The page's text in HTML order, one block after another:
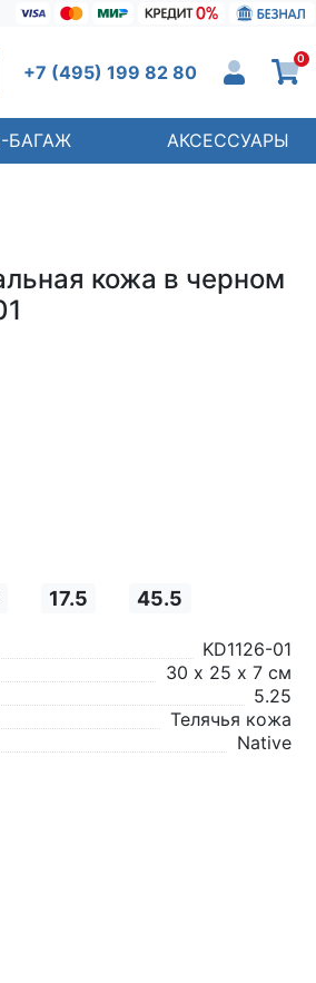
+7 (495) 199 82 80
0
БАГАЖ АКСЕССУАРЫ
кожа в черном
17.5 45.5
KD1126-01
30 х 25 х 7 см
5.25
Телячья кожа
Native